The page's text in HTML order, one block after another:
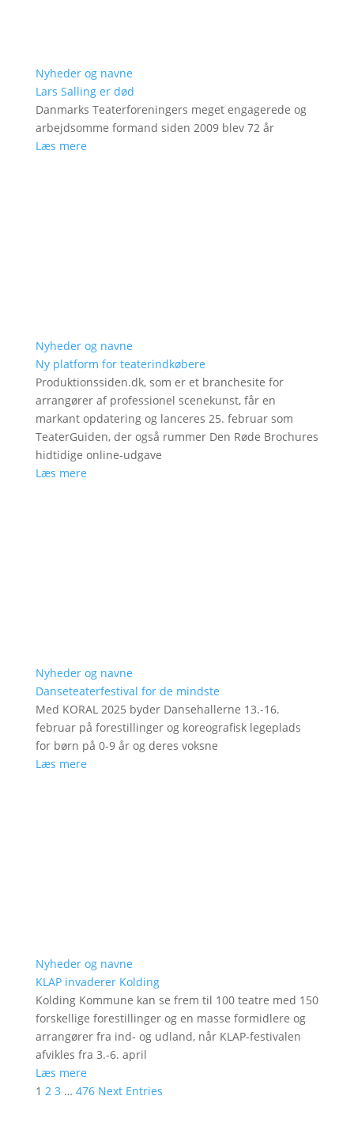
Nyheder og navne
Lars Salling er død
Danmarks Teaterforeningers meget engagerede og
arbejdsomme formand siden 2009 blev 72 år
Læs mere
Nyheder og navne
Ny platform for teaterindkøbere
Produktionssiden.dk, som er et branchesite for
arrangører af professionel scenekunst, får en
markant opdatering og lanceres 25. februar som
TeaterGuiden, der også rummer Den Røde Brochures
hidtidige online-udgave
Læs mere
Nyheder og navne
Danseteaterfestival for de mindste
Med KORAL 2025 byder Dansehallerne 13.-16.
februar på forestillinger og koreografisk legeplads
for børn på 0-9 år og deres voksne
Læs mere
Nyheder og navne
KLAP invaderer Kolding
Kolding Kommune kan se frem til 100 teatre med 150
forskellige forestillinger og en masse formidlere og
arrangører fra ind- og udland, når KLAP-festivalen
afvikles fra 3.-6. april
Læs mere
1 2 3 … 476 Next Entries